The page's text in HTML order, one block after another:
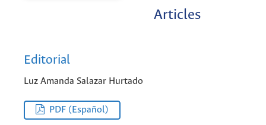
Articles
Editorial
Luz Amanda Salazar Hurtado
PDF (Español)